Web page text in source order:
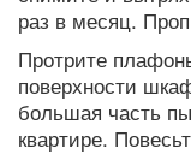
раз в месяц.
Протрите
поверхности
большая часть
квартире.